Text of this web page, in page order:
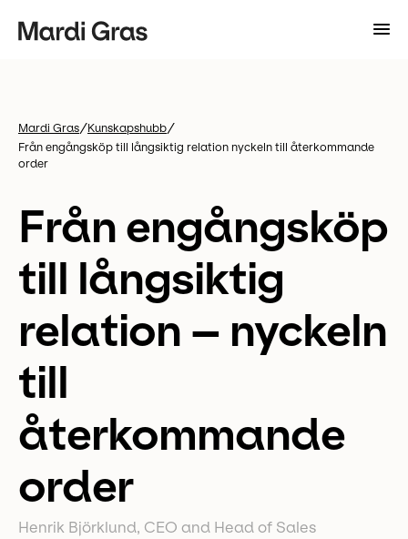
Mardi Gras/Kunskapshubb/
Från engångsköp till långsiktig relation nyckeln till återkommande
order
Från engångsköp
till långsiktig
relation – nyckeln
till
återkommande
order
Henrik Björklund, CEO and Head of Sales